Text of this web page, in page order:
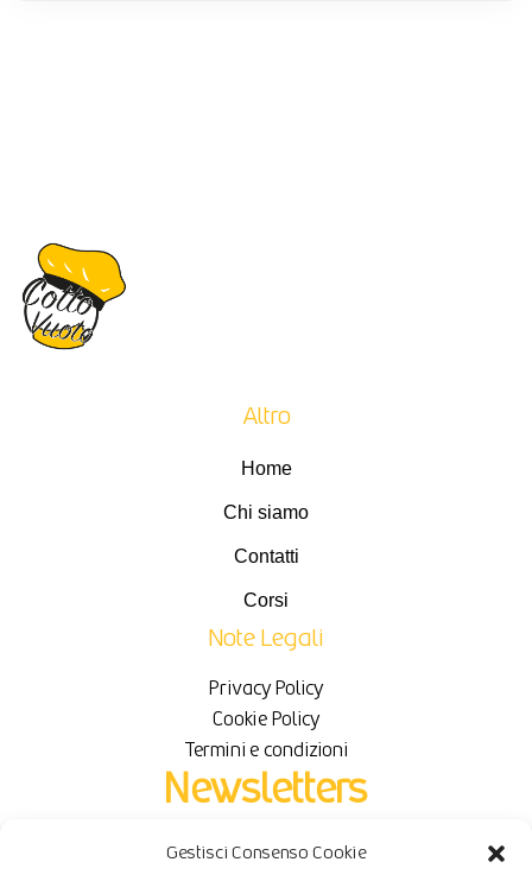
Gestisci Consenso Cookie
Altro
Home
Chi siamo
Contatti
Corsi
Note Legali
Privacy Policy
Cookie Policy
Termini e condizioni
Newsletters
Iscriviti per ricevere novità e sconti in esclusiva.